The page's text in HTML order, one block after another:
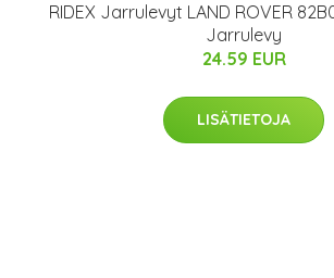
RIDEX Jarrulevyt LAND ROVER
Jarrulevy
24.59 EUR
LISÄTIETOJA